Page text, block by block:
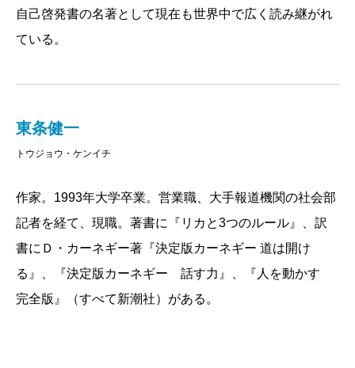
People（友人を作り、影響力を与える方法）』にしよ
うと思い直します。
した。本のデザインをするのに、一文字多いと言うの
語を、一文字少ない「Win」に変えました。すると、今
度は編集者がそれを気に入りません。
出版までに日がなかったため、誰もが確信を持てな
いまま『How to Win Friends and Influence People』は
出版され、1936年に店頭に並びました。あっという間
に増刷を重ね、アメリカ史上最も影響力のある本の一
つになっただけでなく、世界で3000万部以上売れ、世
自己啓発書の名著として現在も世界中で広く読み継がれ
ている。
東条健一
トウジョウ・ケンイチ
作家。1993年大学卒業。営業職、大手報道機関の社会部
記者を経て、現職。著書に『リカと3つのルール』、訳
書にＤ・カーネギー著『決定版カーネギー 道は開け
る』、『決定版カーネギー 話す力』、『人を動かす
完全版』（すべて新潮社）がある。